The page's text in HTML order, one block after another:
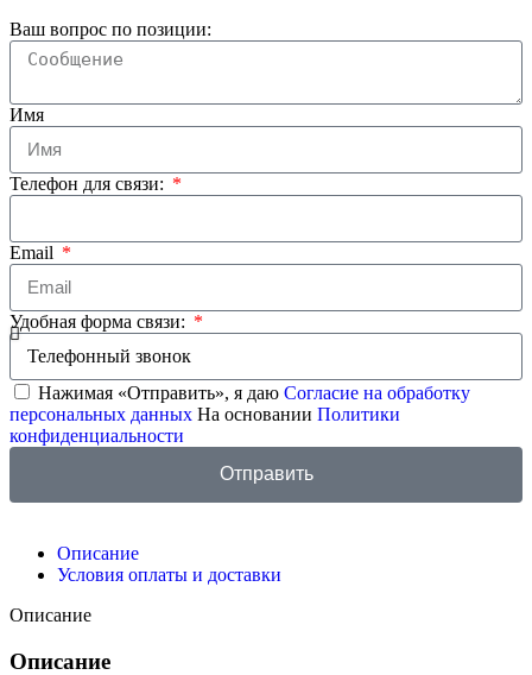
Ваш вопрос по позиции:
Имя
Телефон для связи:
Email
Удобная форма связи:
Нажимая «Отправить», я даю Согласие на обработку
персональных данных На основании Политики
конфиденциальности
Отправить
Описание
Условия оплаты и доставки
Описание
Описание